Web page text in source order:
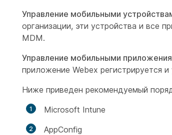
Управление мобильными
организации, эти устройства и все
MDM.
Управление мобильными
приложение Webex регистрируется
Ниже приведен рекомендуемый
Microsoft Intune
AppConfig